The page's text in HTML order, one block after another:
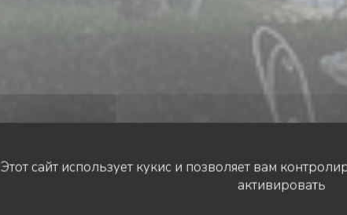
Этот сайт использует кукис и позволяет вам
активировать
BISTRO / CUISINE FRANÇAISE /